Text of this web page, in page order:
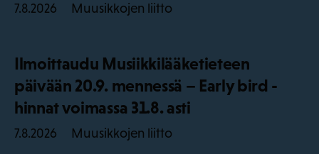
7.8.2026 Muusikkojen liitto
Ilmoittaudu Musiikkilääketieteen
päivään 20.9. mennessä – Early bird -
hinnat voimassa 31.8. asti
7.8.2026 Muusikkojen liitto